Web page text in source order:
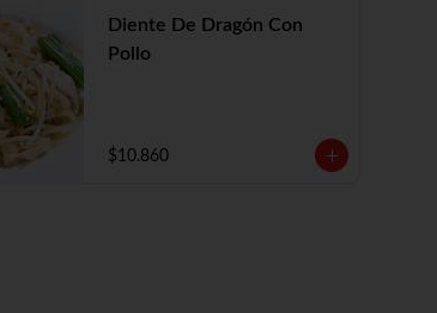
Diente De Dragón Con
Pollo
$10.860